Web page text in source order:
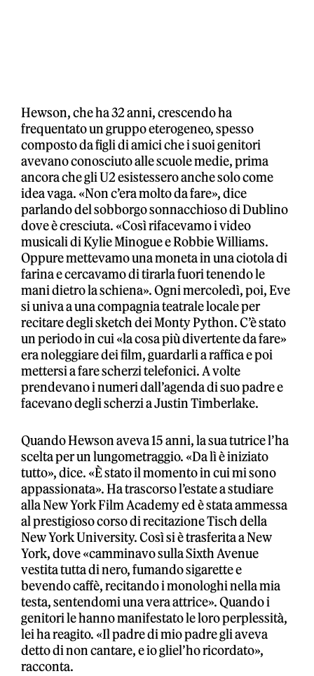
Hewson, che ha 32 anni, crescendo ha
frequentato un gruppo eterogeneo, spesso
composto da figli di amici che i suoi genitori
avevano conosciuto alle scuole medie, prima
ancora che gli U2 esistessero anche solo come
idea vaga. «Non c’era molto da fare», dice
parlando del sobborgo sonnacchioso di Dublino
dove è cresciuta. «Così rifacevamo i video
musicali di Kylie Minogue e Robbie Williams.
Oppure mettevamo una moneta in una ciotola di
farina e cercavamo di tirarla fuori tenendo le
mani dietro la schiena». Ogni mercoledì, poi, Eve
si univa a una compagnia teatrale locale per
recitare degli sketch dei Monty Python. C’è stato
un periodo in cui «la cosa più divertente da fare»
era noleggiare dei film, guardarli a raffica e poi
mettersi a fare scherzi telefonici. A volte
prendevano i numeri dall’agenda di suo padre e
facevano degli scherzi a Justin Timberlake.
Quando Hewson aveva 15 anni, la sua tutrice l’ha
scelta per un lungometraggio. «Da lì è iniziato
tutto», dice. «È stato il momento in cui mi sono
appassionata». Ha trascorso l’estate a studiare
alla New York Film Academy ed è stata ammessa
al prestigioso corso di recitazione Tisch della
New York University. Così si è trasferita a New
York, dove «camminavo sulla Sixth Avenue
vestita tutta di nero, fumando sigarette e
bevendo caffè, recitando i monologhi nella mia
testa, sentendomi una vera attrice». Quando i
genitori le hanno manifestato le loro perplessità,
lei ha reagito. «Il padre di mio padre gli aveva
detto di non cantare, e io gliel’ho ricordato»,
racconta.